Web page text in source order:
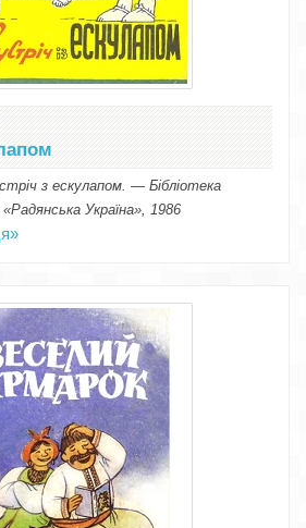
з ескулапом. — Бібліотека
Україна», 1986